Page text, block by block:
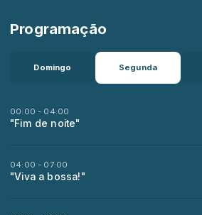
Programação
Domingo Segunda
00:00 - 04:00
"Fim de noite"
04:00 - 07:00
"Viva a bossa!"